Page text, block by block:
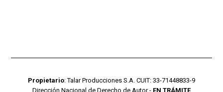
Propietario: Talar Producciones S.A. CUIT: 33-71448833-9
Dirección Nacional de Derecho de Autor - EN TRÁMITE